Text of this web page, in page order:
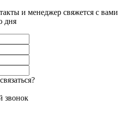
и менеджер свяжется с вами
дня
звонок